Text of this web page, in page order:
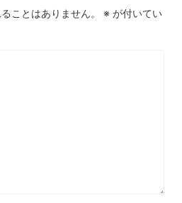
ことはありません。 ※ が付いてい